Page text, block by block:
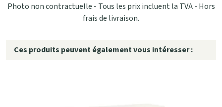
Photo non contractuelle - Tous les prix incluent la TVA - Hors
frais de livraison.
Ces produits peuvent également vous intéresser :